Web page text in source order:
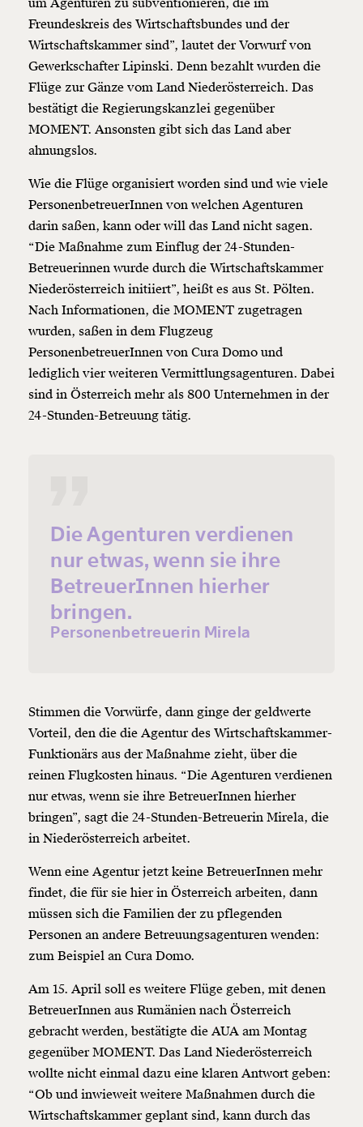
Freundeskreis des Wirtschaftsbundes und der
Wirtschaftskammer sind”, lautet der Vorwurf von
Gewerkschafter Lipinski. Denn bezahlt wurden die
Flüge zur Gänze vom Land Niederösterreich. Das
bestätigt die Regierungskanzlei gegenüber
MOMENT. Ansonsten gibt sich das Land aber
ahnungslos.
Wie die Flüge organisiert worden sind und wie viele
PersonenbetreuerInnen von welchen Agenturen
darin saßen, kann oder will das Land nicht sagen.
“Die Maßnahme zum Einflug der 24-Stunden-
Betreuerinnen wurde durch die Wirtschaftskammer
Niederösterreich initiiert”, heißt es aus St. Pölten.
Nach Informationen, die MOMENT zugetragen
wurden, saßen in dem Flugzeug
PersonenbetreuerInnen von Cura Domo und
lediglich vier weiteren Vermittlungsagenturen. Dabei
sind in Österreich mehr als 800 Unternehmen in der
24-Stunden-Betreuung tätig.
Die Agenturen verdienen
nur etwas, wenn sie ihre
BetreuerInnen hierher
bringen.
Personenbetreuerin Mirela
Stimmen die Vorwürfe, dann ginge der geldwerte
Vorteil, den die die Agentur des Wirtschaftskammer-
Funktionärs aus der Maßnahme zieht, über die
reinen Flugkosten hinaus. “Die Agenturen verdienen
nur etwas, wenn sie ihre BetreuerInnen hierher
bringen”, sagt die 24-Stunden-Betreuerin Mirela, die
in Niederösterreich arbeitet.
Wenn eine Agentur jetzt keine BetreuerInnen mehr
findet, die für sie hier in Österreich arbeiten, dann
müssen sich die Familien der zu pflegenden
Personen an andere Betreuungsagenturen wenden:
zum Beispiel an Cura Domo.
Am 15. April soll es weitere Flüge geben, mit denen
BetreuerInnen aus Rumänien nach Österreich
gebracht werden, bestätigte die AUA am Montag
gegenüber MOMENT. Das Land Niederösterreich
wollte nicht einmal dazu eine klaren Antwort geben:
“Ob und inwieweit weitere Maßnahmen durch die
Wirtschaftskammer geplant sind, kann durch das